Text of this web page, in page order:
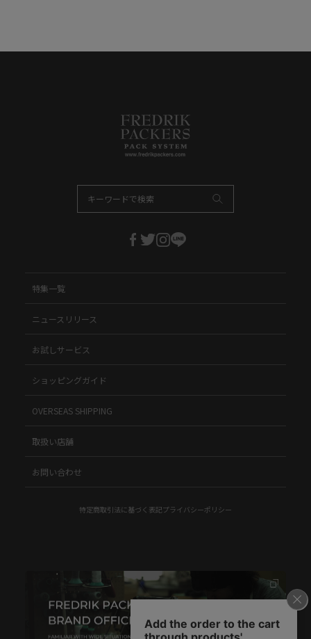
特集一覧
ニュースリリース
お試しサービス
ショッピングガイド
OVERSEAS SHIPPING
取扱い店舗
お問い合わせ
特定商取引法に基づく表記プライバシーポリシー